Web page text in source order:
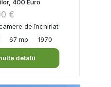
400 Euro
€
de închiriat
67 mp 1970
detalii